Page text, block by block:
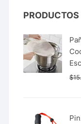
PRODUCTOS
$